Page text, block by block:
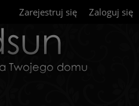
Zarejestruj się Zaloguj się